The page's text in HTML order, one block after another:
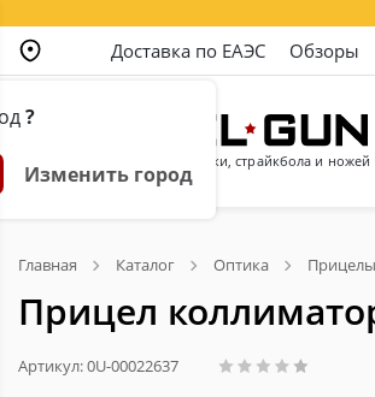
?
Изменить город
Доставка по ЕАЭС Обзоры
Магазин пневматики, страйкбола и ножей
Главная Каталог Оптика Прицелы
Прицел
Артикул: 0U-00022637